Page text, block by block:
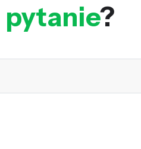
pytanie?